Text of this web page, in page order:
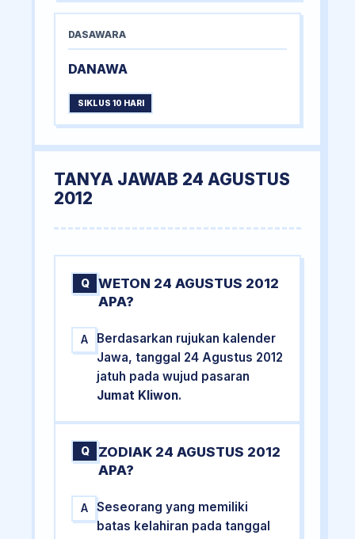
DASAWARA
DANAWA
SIKLUS 10 HARI
TANYA JAWAB 24 AGUSTUS
2012
Q
WETON 24 AGUSTUS 2012
APA?
A
Berdasarkan rujukan kalender
Jawa, tanggal 24 Agustus 2012
jatuh pada wujud pasaran
Jumat Kliwon.
Q
ZODIAK 24 AGUSTUS 2012
APA?
A
Seseorang yang memiliki
batas kelahiran pada tanggal